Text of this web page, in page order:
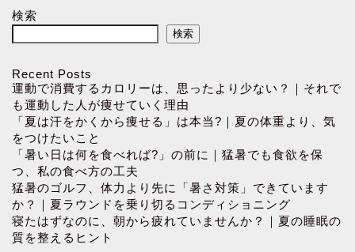
検索
検索
Recent Posts
運動で消費するカロリーは、思ったより少ない？｜それで
も運動した人が痩せていく理由
「夏は汗をかくから痩せる」は本当?｜夏の体重より、気
をつけたいこと
「暑い日は何を食べれば?」の前に｜猛暑でも食欲を保
つ、私の食べ方の工夫
猛暑のゴルフ、体力より先に「暑さ対策」できています
か？｜夏ラウンドを乗り切るコンディショニング
寝たはずなのに、朝から疲れていませんか？｜夏の睡眠の
質を整えるヒント